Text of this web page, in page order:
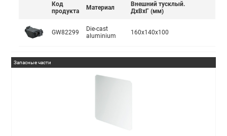
Код
продукта
Материал
Внешний тусклый.
ДxВxГ (мм)
GW82299
Die-cast
aluminium
160x140x100
Запасные части